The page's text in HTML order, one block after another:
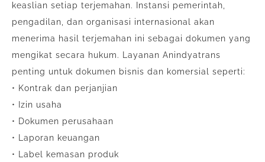
keaslian setiap terjemahan. Instansi pemerintah,
pengadilan, dan organisasi internasional akan
menerima hasil terjemahan ini sebagai dokumen yang
mengikat secara hukum. Layanan Anindyatrans
penting untuk dokumen bisnis dan komersial seperti:
• Kontrak dan perjanjian
• Izin usaha
• Dokumen perusahaan
• Laporan keuangan
• Label kemasan produk